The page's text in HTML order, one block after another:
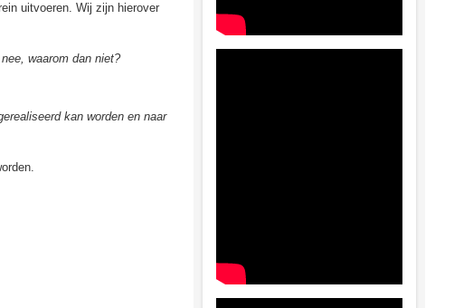
uitvoeren. Wij zijn hierover
waarom dan niet?
kan worden en naar